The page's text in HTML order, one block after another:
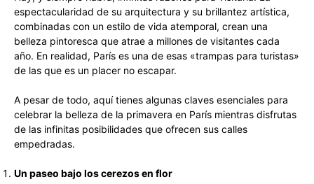
espectacularidad de su arquitectura y su brillantez artística,
combinadas con un estilo de vida atemporal, crean una
belleza pintoresca que atrae a millones de visitantes cada
año. En realidad, París es una de esas «trampas para turistas»
de las que es un placer no escapar.
A pesar de todo, aquí tienes algunas claves esenciales para
celebrar la belleza de la primavera en París mientras disfrutas
de las infinitas posibilidades que ofrecen sus calles
empedradas.
Un paseo bajo los cerezos en flor